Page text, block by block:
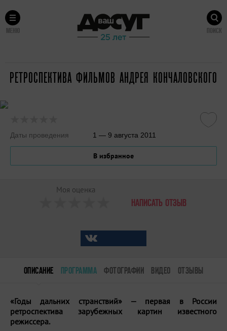
МЕНЮ ПОИСК
РЕТРОСПЕКТИВА ФИЛЬМОВ АНДРЕЯ КОНЧАЛОВСКОГО
Даты проведения 1 — 9 августа 2011
В избранное
Моя оценка
НАПИСАТЬ ОТЗЫВ
ОПИСАНИЕ ПРОГРАММА ФОТОГРАФИИ ВИДЕО ОТЗЫВЫ
«Годы дальних странствий» — первая в России
ретроспектива зарубежных картин известного
режиссера.